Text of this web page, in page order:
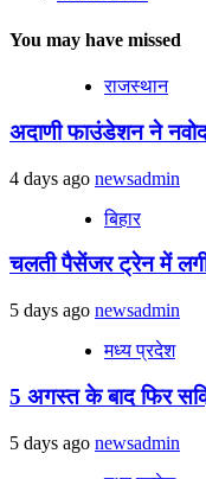
You may have missed
राजस्थान
अदाणी फाउंडेशन ने नवोदय
4 days ago newsadmin
बिहार
चलती पैसेंजर ट्रेन में
5 days ago newsadmin
मध्य प्रदेश
5 अगस्त के बाद फिर
5 days ago newsadmin